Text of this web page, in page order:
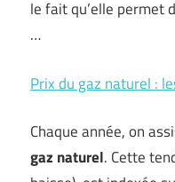
le fait qu’elle permet
…
Prix du gaz naturel :
Chaque année, on
gaz naturel. Cette